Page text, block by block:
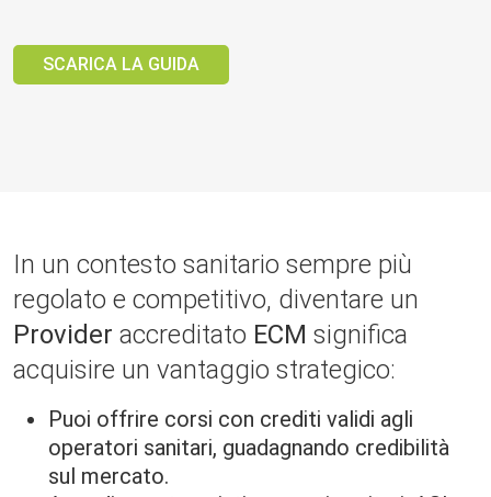
SCARICA LA GUIDA
In un contesto sanitario sempre più
regolato e competitivo, diventare un
Provider accreditato ECM significa
acquisire un vantaggio strategico:
Puoi offrire corsi con crediti validi agli
operatori sanitari, guadagnando credibilità
sul mercato.